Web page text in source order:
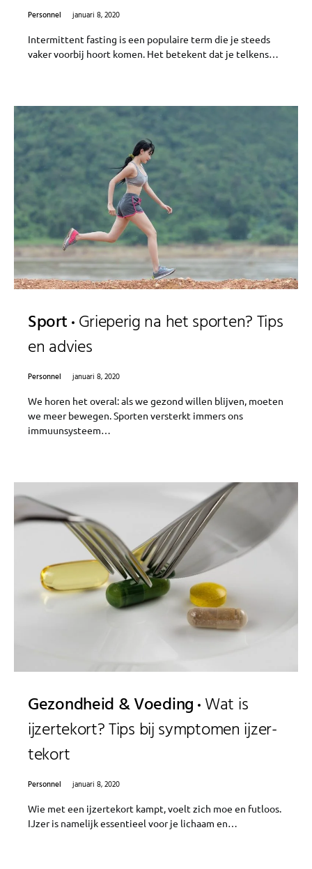
Personnel
januari 8, 2020
Intermittent fasting is een populaire term die je steeds
vaker voorbij hoort komen. Het betekent dat je telkens…
Sport Grieperig na het sporten? Tips
en advies
Personnel
januari 8, 2020
We horen het overal: als we gezond willen blijven, moeten
we meer bewegen. Sporten versterkt immers ons
immuunsysteem…
Gezondheid & Voeding Wat is
ijzertekort? Tips bij symptomen ijzer-
tekort
Personnel
januari 8, 2020
Wie met een ijzertekort kampt, voelt zich moe en futloos.
IJzer is namelijk essentieel voor je lichaam en…